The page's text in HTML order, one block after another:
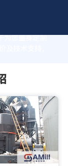
为您量身定制
技术支持，